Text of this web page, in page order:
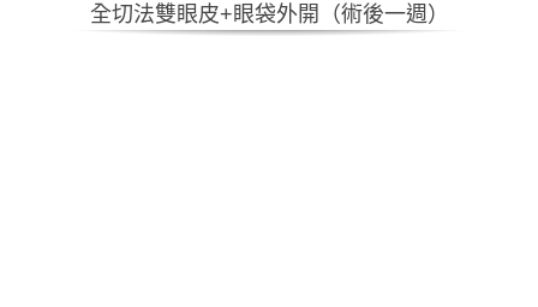
全切法雙眼皮+眼袋外開（術後一週）